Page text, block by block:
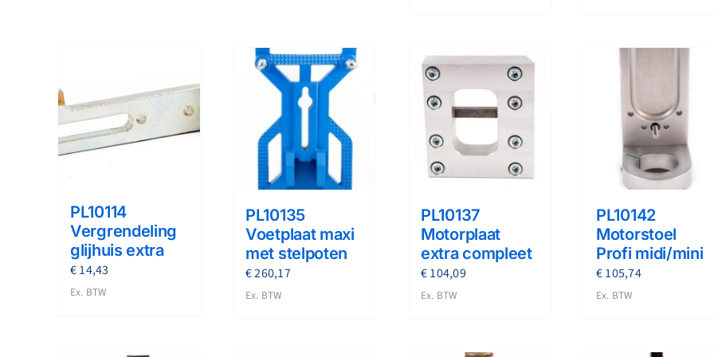
PL10114
Vergrendeling
glijhuis extra
€14,43
Ex. BTW
PL10135
Voetplaat maxi
met stelpoten
€260,17
Ex. BTW
PL10137
Motorplaat
extra compleet
€104,09
Ex. BTW
PL10142
Motorstoel
Profi midi/mini
€105,74
Ex. BTW